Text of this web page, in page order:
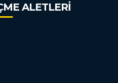
ALETLERI